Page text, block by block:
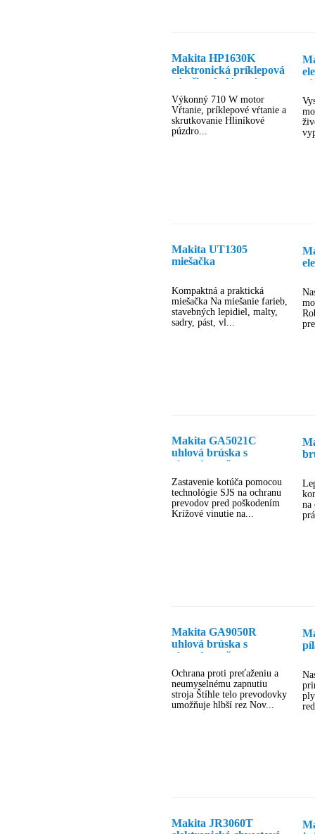
Makita HP1630K
elektronická príklepová
vŕtačka dodávaná v
kufríku
Výkonný 710 W motor
Vŕtanie, príklepové vŕtanie a
skrutkovanie Hliníkové
púzdro...
Makita UT1305
miešačka
Kompaktná a praktická
miešačka Na miešanie farieb,
stavebných lepidiel, malty,
sadry, pást, vl...
Makita GA5021C
uhlová brúska s
obmedzovačom
rozbehového prúdu a s
SJS
Zastavenie kotúča pomocou
technológie SJS na ochranu
prevodov pred poškodením
Krížové vinutie na...
na
Makita GA9050R
uhlová brúska s
obmedzovačom
rozbehového prúdu a
antireštartom
Ochrana proti preťaženiu a
neumyselnému zapnutiu
stroja Štíhle telo prevodovky
umožňuje hlbší rez Nov...
Makita JR3060T